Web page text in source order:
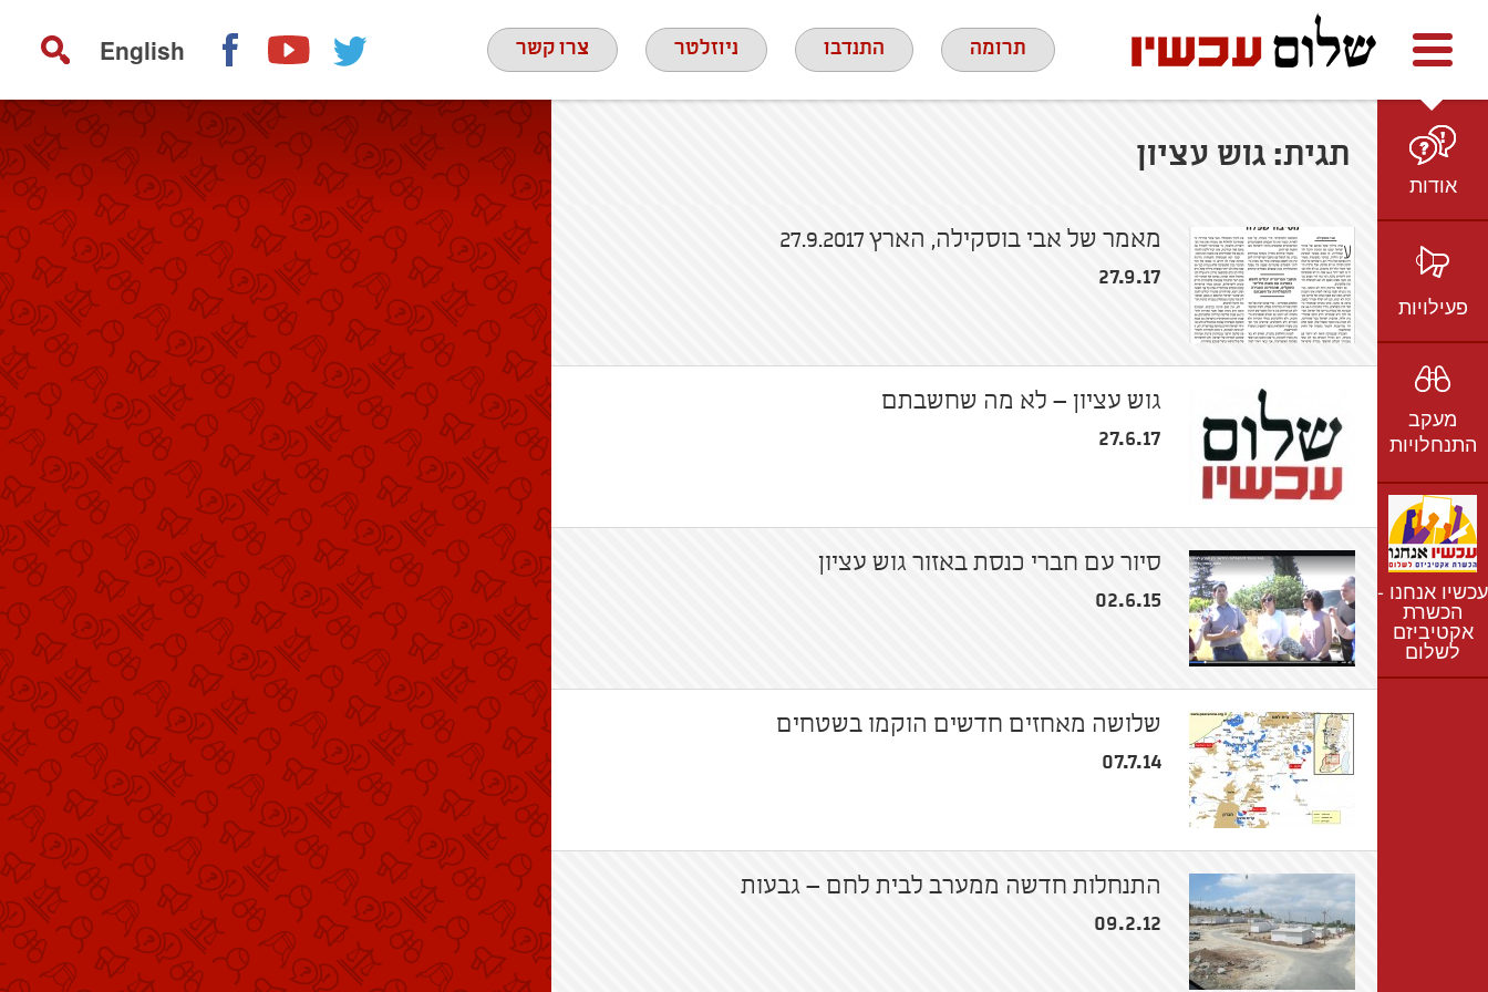
תרומה התנדבו ניוזלטר צרו קשר English Facebookyoutube twitter
אודות
הצוות
חזון ועמדות
אמיל גרינצווייג
שקיפות
פעילויות
ברשת
בתקשורת
וידאו
מעקב
התנחלויות
נתונים
חדשות
נושאים
רשימת התנחלויות
מפת התנחלויות
עכשיו אנחנו -
הכשרת
אקטיביזם
לשלום
תגית: גוש עציון
מאמר של אבי בוסקילה, הארץ 27.9.2017
27.9.17
גוש עציון – לא מה שחשבתם
27.6.17
סיור עם חברי כנסת באזור גוש עציון
02.6.15
שלושה מאחזים חדשים הוקמו בשטחים
07.7.14
התנחלות חדשה ממערב לבית לחם – גבעות
09.2.12